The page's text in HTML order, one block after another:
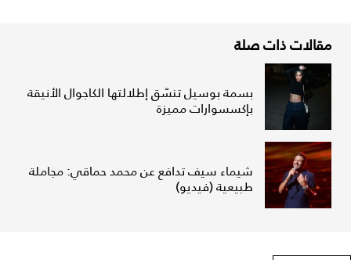
مقالات ذات صلة
بسمة بوسيل تنسّق إطلالتها الكاجوال الأنيقة
بإكسسوارات مميزة
شيماء سيف تدافع عن محمد حماقي: مجاملة
طبيعية (فيديو)